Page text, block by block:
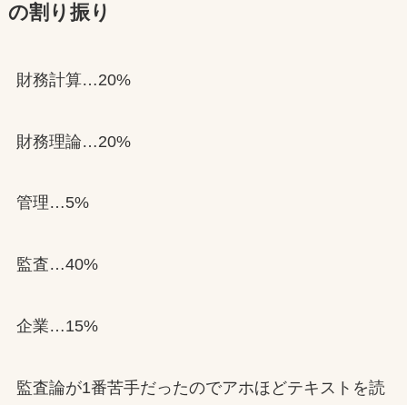
の割り振り
財務計算…20%
財務理論…20%
管理…5%
監査…40%
企業…15%
監査論が1番苦手だったのでアホほどテキストを読